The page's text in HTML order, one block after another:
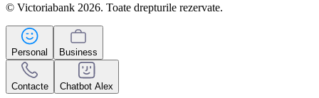
© Victoriabank 2026. Toate drepturile rezervate.
Personal Business
Contacte Chatbot Alex